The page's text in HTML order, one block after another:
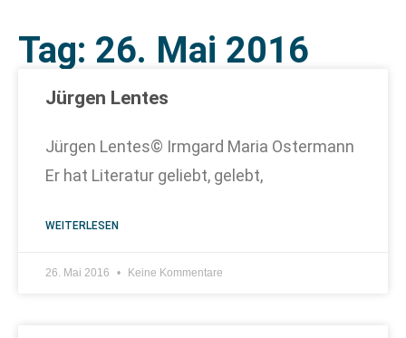
Tag: 26. Mai 2016
Jürgen Lentes
Jürgen Lentes© Irmgard Maria Ostermann
Er hat Literatur geliebt, gelebt,
WEITERLESEN
26. Mai 2016 Keine Kommentare